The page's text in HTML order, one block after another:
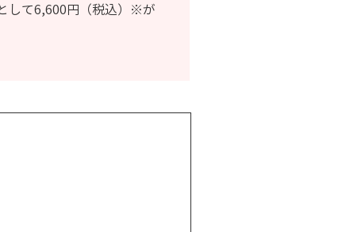
して6,600円（税込）※が